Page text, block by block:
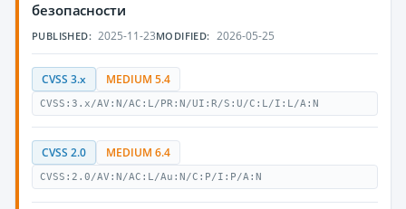
безопасности
PUBLISHED: 2025-11-23MODIFIED: 2026-05-25
CVSS 3.x MEDIUM 5.4
CVSS:3.x/AV:N/AC:L/PR:N/UI:R/S:U/C:L/I:L/A:N
CVSS 2.0 MEDIUM 6.4
CVSS:2.0/AV:N/AC:L/Au:N/C:P/I:P/A:N